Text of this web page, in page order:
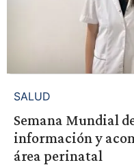
SALUD
Semana Mundial
información y
área perinatal